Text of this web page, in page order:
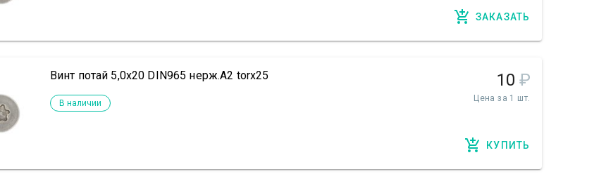
ЗАКАЗАТЬ
Винт потай 5,0х20 DIN965 нерж.А2 torx25
В наличии
10 ₽
Цена за 1 шт.
КУПИТЬ